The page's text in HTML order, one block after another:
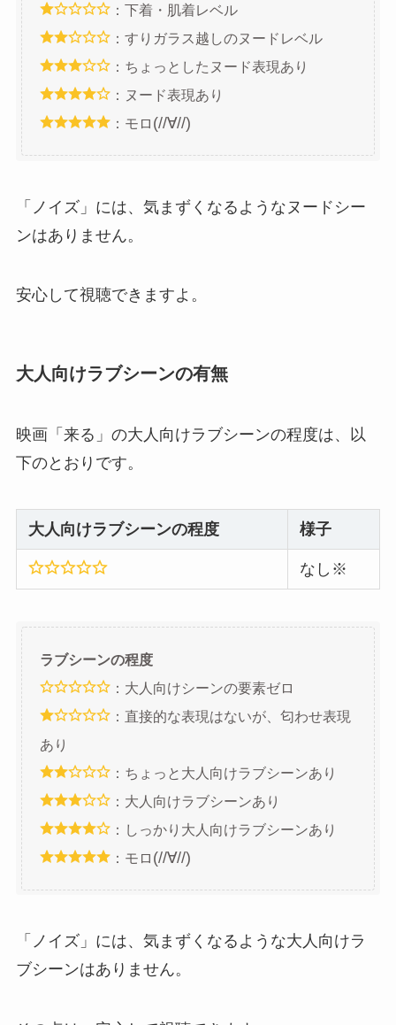
：下着・肌着レベル
：すりガラス越しのヌードレベル
：ちょっとしたヌード表現あり
：ヌード表現あり
：モロ (//∀//)
「ノイズ」には、気まずくなるようなヌードシー
ンはありません。
安心して視聴できますよ。
大人向けラブシーンの有無
映画「来る」の大人向けラブシーンの程度は、以
下のとおりです。
大人向けラブシーンの程度 様子
なし※
ラブシーンの程度
：大人向けシーンの要素ゼロ
：直接的な表現はないが、匂わせ表現
あり
：ちょっと大人向けラブシーンあり
：大人向けラブシーンあり
：しっかり大人向けラブシーンあり
：モロ (//∀//)
「ノイズ」には、気まずくなるような大人向けラ
ブシーンはありません。